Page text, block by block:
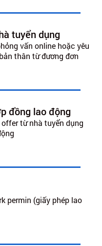
tuyển dụng
vấn online hoặc yêu
thân từ đương đơn
đồng lao động
từ nhà tuyển dụng
permin (giấy phép lao